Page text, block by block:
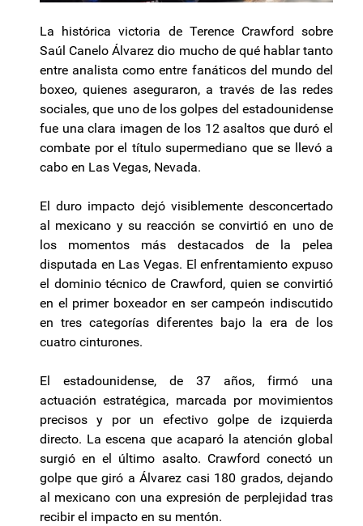
La histórica victoria de Terence Crawford sobre
Saúl Canelo Álvarez dio mucho de qué hablar tanto
entre analista como entre fanáticos del mundo del
boxeo, quienes aseguraron, a través de las redes
sociales, que uno de los golpes del estadounidense
fue una clara imagen de los 12 asaltos que duró el
combate por el título supermediano que se llevó a
cabo en Las Vegas, Nevada.
El duro impacto dejó visiblemente desconcertado
al mexicano y su reacción se convirtió en uno de
los momentos más destacados de la pelea
disputada en Las Vegas. El enfrentamiento expuso
el dominio técnico de Crawford, quien se convirtió
en el primer boxeador en ser campeón indiscutido
en tres categorías diferentes bajo la era de los
cuatro cinturones.
El estadounidense, de 37 años, firmó una
actuación estratégica, marcada por movimientos
precisos y por un efectivo golpe de izquierda
directo. La escena que acaparó la atención global
surgió en el último asalto. Crawford conectó un
golpe que giró a Álvarez casi 180 grados, dejando
al mexicano con una expresión de perplejidad tras
recibir el impacto en su mentón.